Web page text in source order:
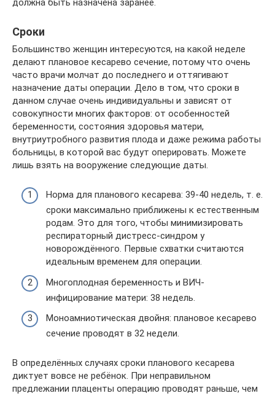
должна быть назначена заранее.
Сроки
Большинство женщин интересуются, на какой неделе
делают плановое кесарево сечение, потому что очень
часто врачи молчат до последнего и оттягивают
назначение даты операции. Дело в том, что сроки в
данном случае очень индивидуальны и зависят от
совокупности многих факторов: от особенностей
беременности, состояния здоровья матери,
внутриутробного развития плода и даже режима работы
больницы, в которой вас будут оперировать. Можете
лишь взять на вооружение следующие даты.
Норма для планового кесарева: 39-40 недель, т. е.
сроки максимально приближены к естественным
родам. Это для того, чтобы минимизировать
респираторный дистресс-синдром у
новорождённого. Первые схватки считаются
идеальным временем для операции.
Многоплодная беременность и ВИЧ-
инфицирование матери: 38 недель.
Моноамниотическая двойня: плановое кесарево
сечение проводят в 32 недели.
В определённых случаях сроки планового кесарева
диктует вовсе не ребёнок. При неправильном
предлежании плаценты операцию проводят раньше, чем